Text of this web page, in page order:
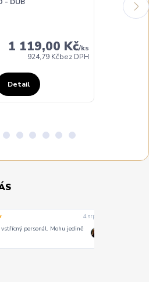
- DUB
1 119,00 Kč/ks
924,79 Kčbez DPH
Detail
ELITE -
DŘEVO - DUB
4. srpna
personál. Mohu jedině